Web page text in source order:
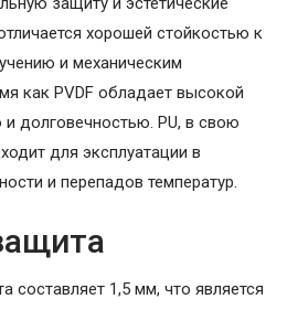
хорошей стойкостью к
и механическим
как PVDF обладает высокой
долговечностью. PU, в свою
для эксплуатации в
и перепадов температур.
составляет 1,5 мм, что является